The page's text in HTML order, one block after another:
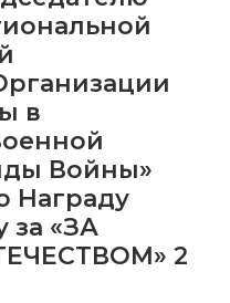
в
Войны»
Награду
за «ЗА
2